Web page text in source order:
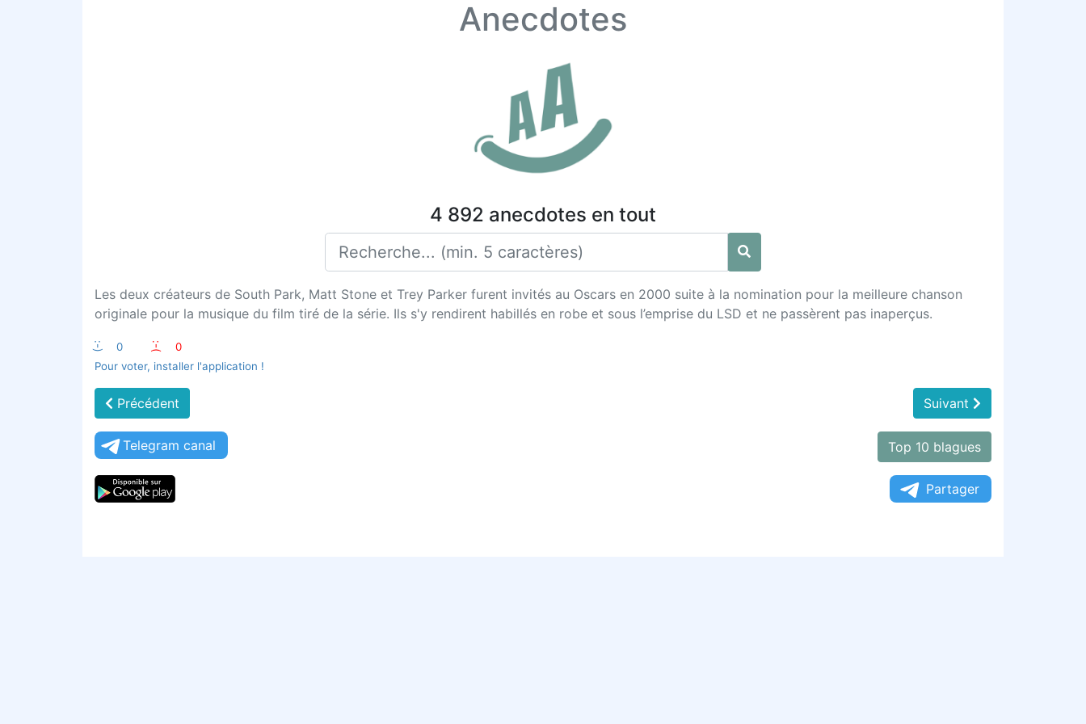
Anecdotes
4 892 anecdotes en tout
Les deux créateurs de South Park, Matt Stone et Trey Parker furent invités au Oscars en 2000 suite à la nomination pour la meilleure chanson
originale pour la musique du film tiré de la série. Ils s'y rendirent habillés en robe et sous l’emprise du LSD et ne passèrent pas inaperçus.
:-) 0 :-(
0
Pour voter, installer l'application !
Précédent Suivant
Telegram canal Top 10 blagues
Partager